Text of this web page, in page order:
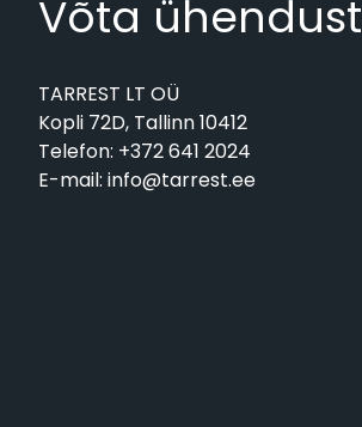
Võta ühendust
TARREST LT OÜ
Kopli 72D, Tallinn 10412
Telefon: +372 641 2024
E-mail: info@tarrest.ee